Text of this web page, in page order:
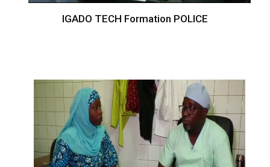
IGADO TECH Formation POLICE